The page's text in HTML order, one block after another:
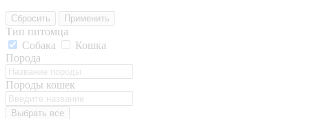
Сбросить Применить
Тип питомца
Собака
Кошка
Порода
Породы кошек
Выбрать все